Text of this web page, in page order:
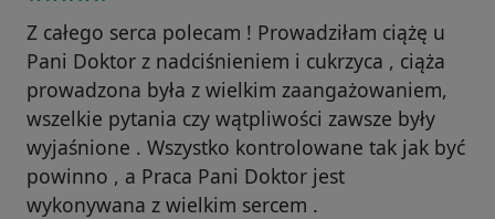
Z całego serca polecam ! Prowadziłam ciążę u
Pani Doktor z nadciśnieniem i cukrzyca , ciąża
prowadzona była z wielkim zaangażowaniem,
wszelkie pytania czy wątpliwości zawsze były
wyjaśnione . Wszystko kontrolowane tak jak być
powinno , a Praca Pani Doktor jest
wykonywana z wielkim sercem .